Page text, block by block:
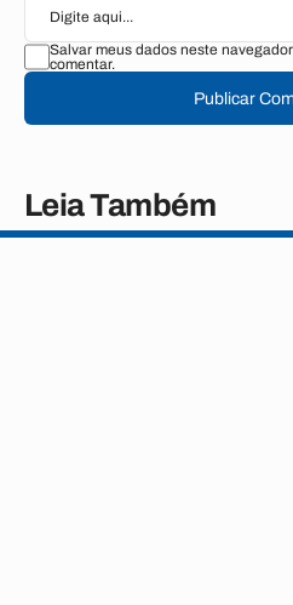
Salvar meus dados neste
comentar.
Publicar
Leia Também